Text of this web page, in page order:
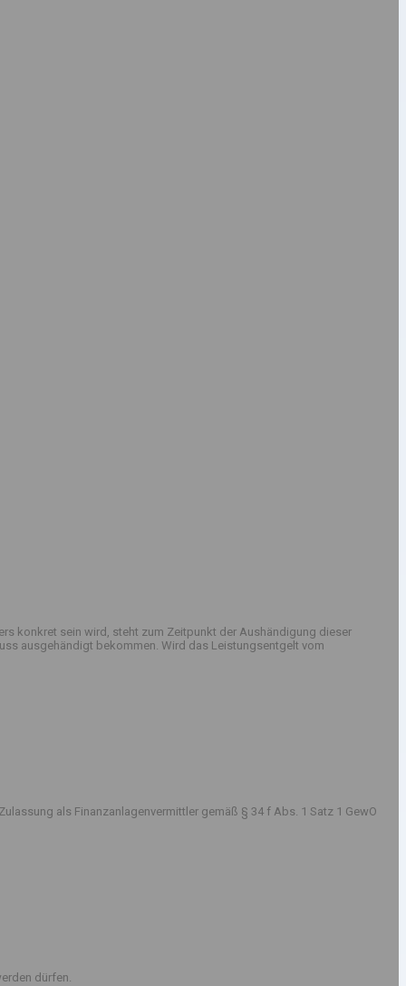
konkret sein wird, steht zum Zeitpunkt der Aushändigung dieser
ausgehändigt bekommen. Wird das Leistungsentgelt vom
als Finanzanlagenvermittler gemäß § 34 f Abs. 1 Satz 1 GewO
dürfen.